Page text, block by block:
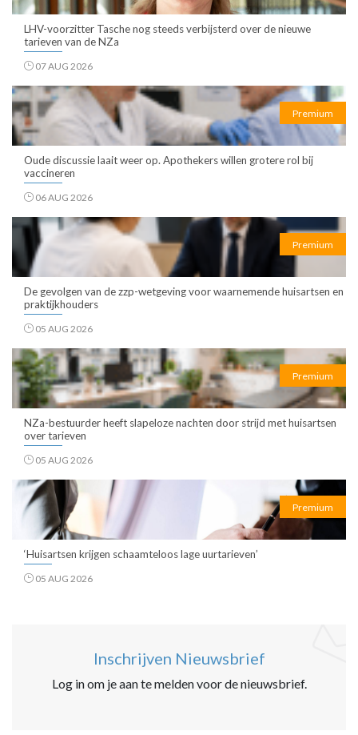
LHV-voorzitter Tasche nog steeds verbijsterd over de nieuwe
tarieven van de NZa
07 AUG 2026
Premium
Oude discussie laait weer op. Apothekers willen grotere rol bij
vaccineren
06 AUG 2026
Premium
De gevolgen van de zzp-wetgeving voor waarnemende huisartsen en
praktijkhouders
05 AUG 2026
Premium
NZa-bestuurder heeft slapeloze nachten door strijd met huisartsen
over tarieven
05 AUG 2026
Premium
‘Huisartsen krijgen schaamteloos lage uurtarieven’
05 AUG 2026
Inschrijven Nieuwsbrief
Log in om je aan te melden voor de nieuwsbrief.